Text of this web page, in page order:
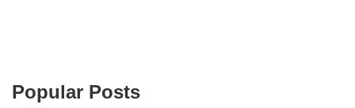
Popular Posts